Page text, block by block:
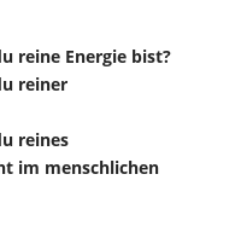
reine Energie bist?
reiner
reines
im menschlichen